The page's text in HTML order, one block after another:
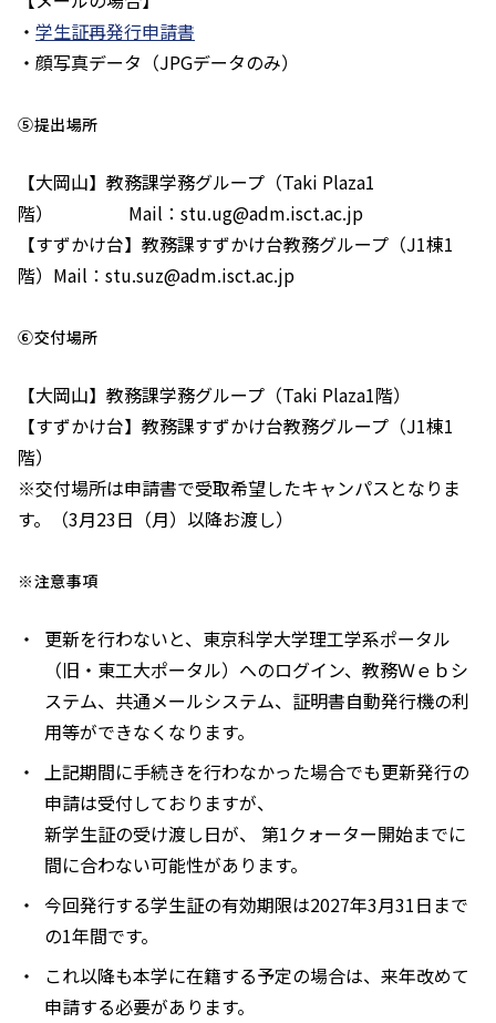
・ 学生証再発行申請書
・顔写真データ（JPGデータのみ）
⑤提出場所
【大岡山】教務課学務グループ（Taki Plaza1
階） Mail：stu.ug@adm.isct.ac.jp
【すずかけ台】教務課すずかけ台教務グループ（J1棟1
階）Mail：stu.suz@adm.isct.ac.jp
⑥交付場所
【大岡山】教務課学務グループ（Taki Plaza1階）
【すずかけ台】教務課すずかけ台教務グループ（J1棟1
階）
※交付場所は申請書で受取希望したキャンパスとなりま
す。（3月23日（月）以降お渡し）
※注意事項
更新を行わないと、東京科学大学理工学系ポータル
（旧・東工大ポータル）へのログイン、教務Ｗｅｂシ
ステム、共通メールシステム、証明書自動発行機の利
用等ができなくなります。
上記期間に手続きを行わなかった場合でも更新発行の
申請は受付しておりますが、
新学生証の受け渡し日が、 第1クォーター開始までに
間に合わない可能性があります。
今回発行する学生証の有効期限は2027年3月31日まで
の1年間です。
これ以降も本学に在籍する予定の場合は、来年改めて
申請する必要があります。